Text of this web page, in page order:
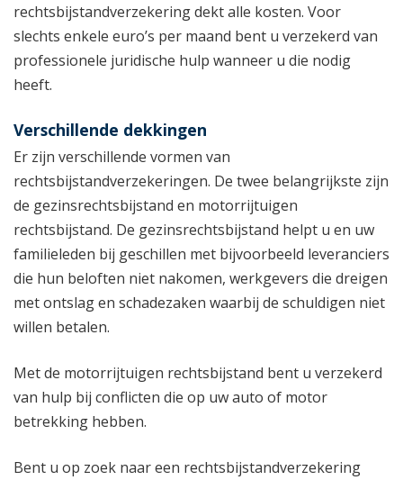
rechtsbijstandverzekering dekt alle kosten. Voor
slechts enkele euro’s per maand bent u verzekerd van
professionele juridische hulp wanneer u die nodig
heeft.
Verschillende dekkingen
Er zijn verschillende vormen van
rechtsbijstandverzekeringen. De twee belangrijkste zijn
de gezinsrechtsbijstand en motorrijtuigen
rechtsbijstand. De gezinsrechtsbijstand helpt u en uw
familieleden bij geschillen met bijvoorbeeld leveranciers
die hun beloften niet nakomen, werkgevers die dreigen
met ontslag en schadezaken waarbij de schuldigen niet
willen betalen.
Met de motorrijtuigen rechtsbijstand bent u verzekerd
van hulp bij conflicten die op uw auto of motor
betrekking hebben.
Bent u op zoek naar een rechtsbijstandverzekering